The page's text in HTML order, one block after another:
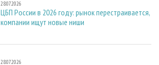
28.07.2026
ЦБП России в 2026 году: рынок перестраивается,
компании ищут новые ниши
28.07.2026